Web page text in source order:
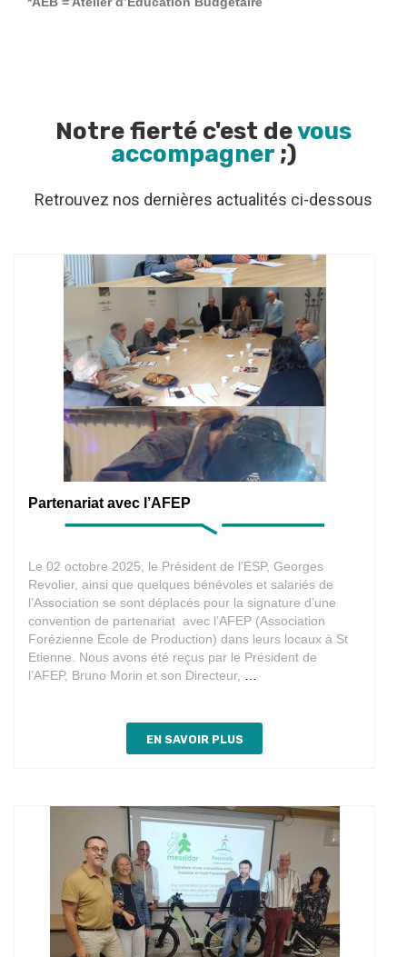
Notre fierté c'est devous
accompagner;)
Retrouvez nos dernières actualités ci-dessous
Partenariat avec l’AFEP
Le 02 octobre 2025, le Président de l’ESP, Georges
Revolier, ainsi que quelques bénévoles et salariés de
l’Association se sont déplacés pour la signature d’une
convention de partenariat avec l’AFEP (Association
Forézienne Ecole de Production) dans leurs locaux à St
Etienne. Nous avons été reçus par le Président de
l’AFEP, Bruno Morin et son Directeur,
EN SAVOIR PLUS